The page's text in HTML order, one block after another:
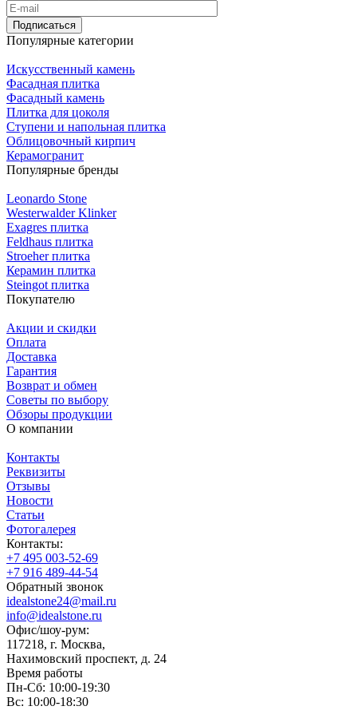
Подписаться
Популярные категории
Искусственный камень
Фасадная плитка
Фасадный камень
Плитка для цоколя
Ступени и напольная плитка
Облицовочный кирпич
Керамогранит
Популярные бренды
Leonardo Stone
Westerwalder Klinker
Exagres плитка
Feldhaus плитка
Stroeher плитка
Керамин плитка
Steingot плитка
Покупателю
Акции и скидки
Оплата
Доставка
Гарантия
Возврат и обмен
Советы по выбору
Обзоры продукции
О компании
Контакты
Реквизиты
Отзывы
Новости
Статьи
Фотогалерея
Контакты:
+7 495 003-52-69
+7 916 489-44-54
Обратный звонок
idealstone24@mail.ru
info@idealstone.ru
Офис/шоу-рум:
117218, г. Москва,
Нахимовский проспект, д. 24
Время работы
Пн-Сб: 10:00-19:30
Вс: 10:00-18:30